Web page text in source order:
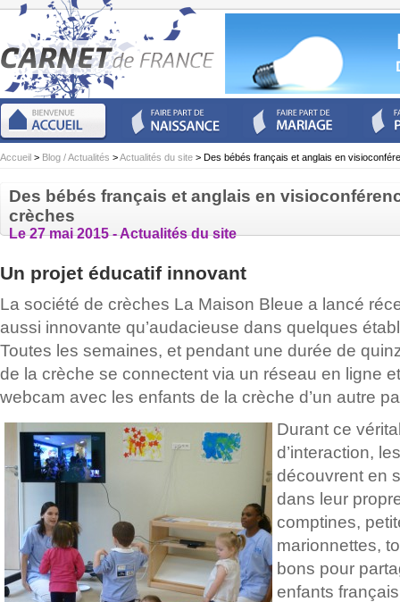
Accueil > Blog / Actualités >Actualités du site > Des bébés français et anglais en
Des bébés français et anglais en
crèches
Le 27 mai 2015 -Actualités du site
Un projet éducatif innovant
La société de crèches La Maison Bleue a lancé
aussi innovante qu’audacieuse dans quelques
Toutes les semaines, et pendant une durée de
de la crèche se connectent via un réseau en ligne
webcam avec les enfants de la crèche d’un autre
Durant ce
d’interaction,
découvrent en
dans leur
comptines,
marionnettes,
bons pour
enfants